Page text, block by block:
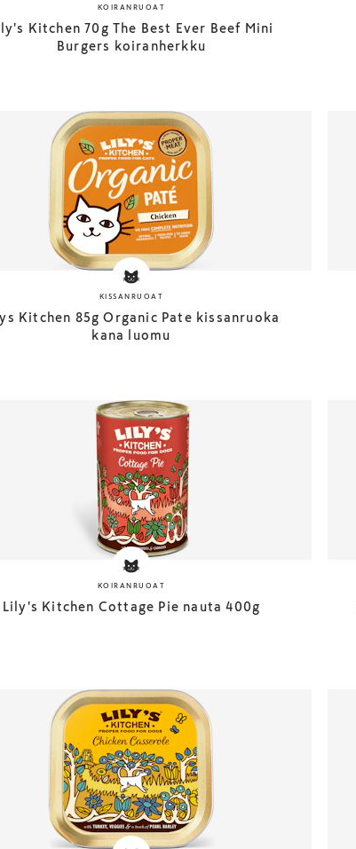
KOIRANRUOAT
Kitchen 70g The Best Ever Beef Mini
Burgers koiranherkku
KISSANRUOAT
Kitchen 85g Organic Pate kissanruoka
kana luomu
KOIRANRUOAT
Lily's Kitchen Cottage Pie nauta 400g